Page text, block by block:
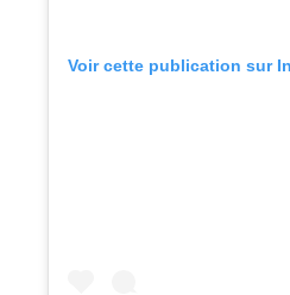
Voir cette publication sur